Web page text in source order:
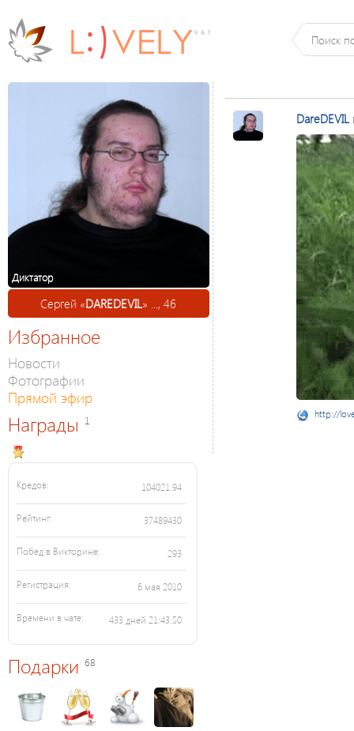
Диктатор
Сергей «DAREDEVIL» ..., 46
Избранное
Новости
Фотографии
Прямой эфир
Награды 1
Кредов: 104021.94
Рейтинг: 37489430
Побед в Викторине: 293
Регистрация: 6 мая 2010
Времени в чате: 433 дней 21:43:50
Подарки 68
DareDEVIL
http://